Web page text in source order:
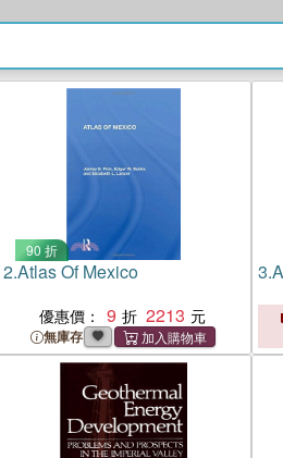
90 折
2.Atlas Of Mexico
優惠價： 9 2213
無庫存
3.